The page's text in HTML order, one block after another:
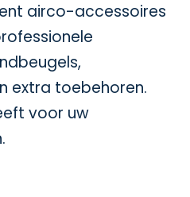
airco-accessoires
extra toebehoren.
voor uw